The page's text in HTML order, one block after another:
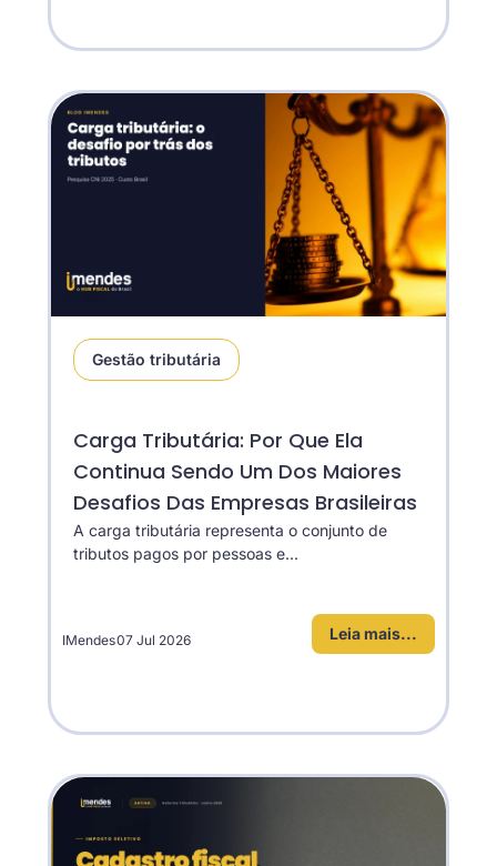
Gestão tributária
Carga Tributária: Por Que Ela
Continua Sendo Um Dos Maiores
Desafios Das Empresas Brasileiras
A carga tributária representa o conjunto de
tributos pagos por pessoas e...
Leia mais...
IMendes07 Jul 2026